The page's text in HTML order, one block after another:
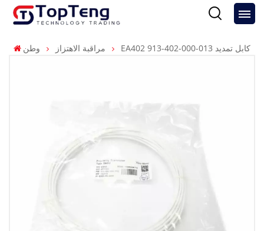
وطن مراقبة الاهتزاز EA402 913-402-000-013 كابل تمديد